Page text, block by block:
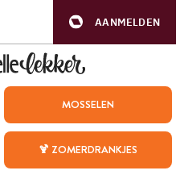
AANMELDEN
MOSSELEN
🍹 ZOMERDRANKJES